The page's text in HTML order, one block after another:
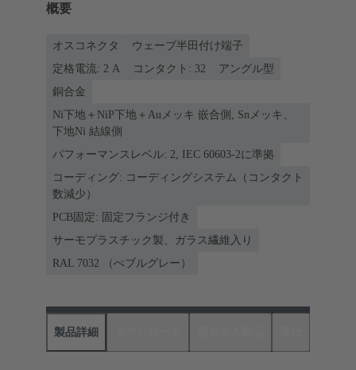
概要
オスコネクタ
ウェーブ半田付け端子
定格電流: ‌2 A
コンタクト: 32
アングル型
銅合金
Ni下地＋NiP下地＋Auメッキ 嵌合側, Snメッキ、
下地Ni 結線側
パフォーマンスレベル: 2, IEC 60603-2に準拠
コーディング: コーディングシステム（コンタクト
数減少）
PCB固定: 固定フランジ付き
サーモプラスチック製、ガラス繊維入り
RAL 7032 （ぺブルグレー）
製品詳細